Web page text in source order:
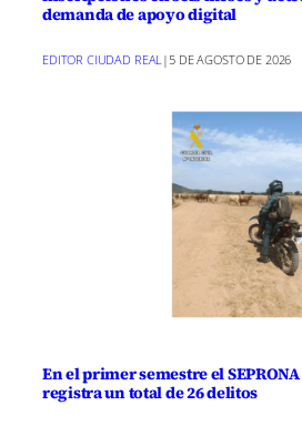
demanda de apoyo digital
EDITOR CIUDAD REAL | 5 DE AGOSTO DE 2026
En el primer semestre el
registra un total de 26 delitos